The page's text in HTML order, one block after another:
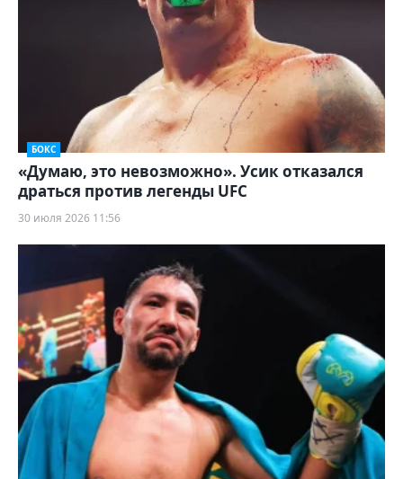
БОКС
«Думаю, это невозможно». Усик отказался
драться против легенды UFC
30 июля 2026 11:56